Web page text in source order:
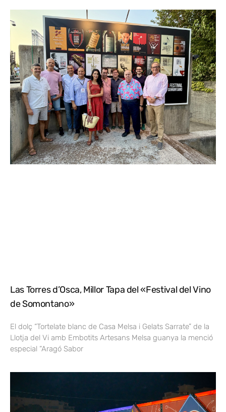
Las Torres d’Osca, Millor Tapa del «Festival del Vino
de Somontano»
El dolç “Tortelate blanc de Casa Melsa i Gelats Sarrate” de la
Llotja del Vi amb Embotits Artesans Melsa guanya la menció
especial “Aragó Sabor